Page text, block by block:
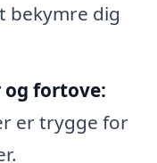
bekymre dig
fortove:
er trygge for